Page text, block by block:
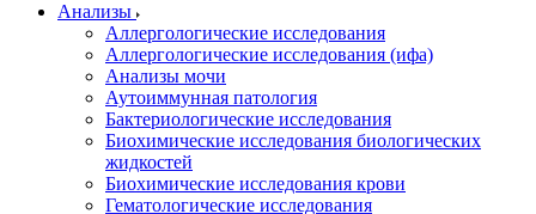
Анализы
Аллергологические исследования
Аллергологические исследования (ифа)
Анализы мочи
Аутоиммунная патология
Бактериологические исследования
Биохимические исследования биологических
жидкостей
Биохимические исследования крови
Гематологические исследования